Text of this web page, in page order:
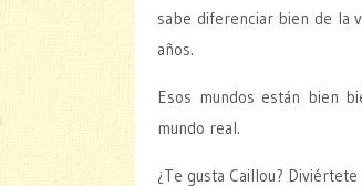
sabe diferenciar bien de la
años.
Esos mundos están bien
mundo real.
¿Te gusta Caillou?